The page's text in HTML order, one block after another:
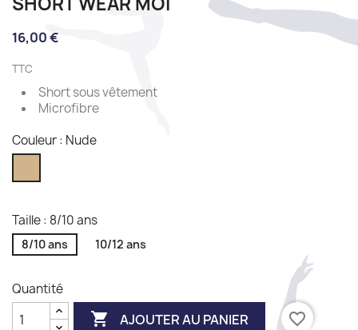
16,00 €
TTC
Short sous vêtement
Microfibre
Couleur : Nude
Taille : 8/10 ans
8/10 ans 10/12 ans
Quantité
 AJOUTER AU PANIER favorite_border